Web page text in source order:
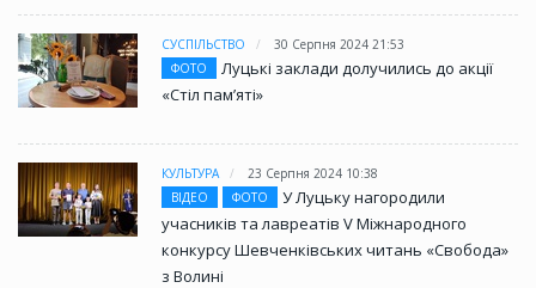
СУСПІЛЬСТВО
30 Серпня 2024 21:53
ФОТО
Луцькі заклади долучились до акції
«Стіл памʼяті»
КУЛЬТУРА
23 Серпня 2024 10:38
ВІДЕО
ФОТО
У Луцьку нагородили
учасників та лавреатів V Міжнародного
конкурсу Шевченківських читань «Свобода»
з Волині